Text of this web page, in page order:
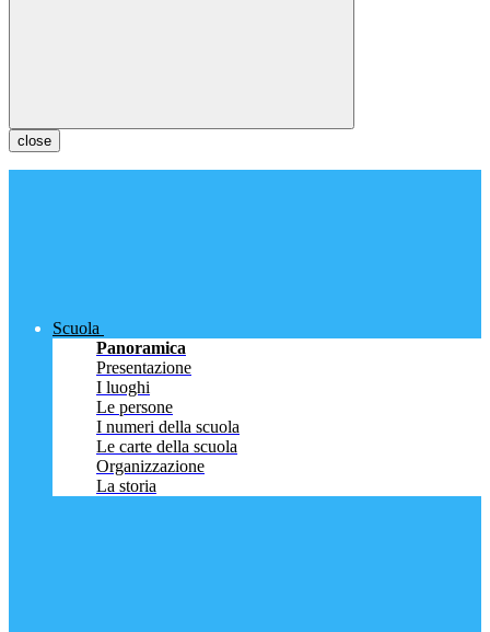
close
Scuola
Panoramica
Presentazione
I luoghi
Le persone
I numeri della scuola
Le carte della scuola
Organizzazione
La storia